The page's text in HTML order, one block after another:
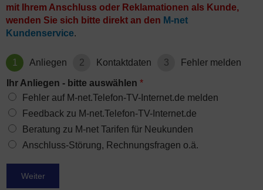
mit Ihrem Anschluss oder Reklamationen als Kunde,
wenden Sie sich bitte direkt an den M-net
Kundenservice.
1 Anliegen 2 Kontaktdaten 3 Fehler melden
Ihr Anliegen - bitte auswählen *
Fehler auf M-net.Telefon-TV-Internet.de melden
Feedback zu M-net.Telefon-TV-Internet.de
Beratung zu M-net Tarifen für Neukunden
Anschluss-Störung, Rechnungsfragen o.ä.
Weiter